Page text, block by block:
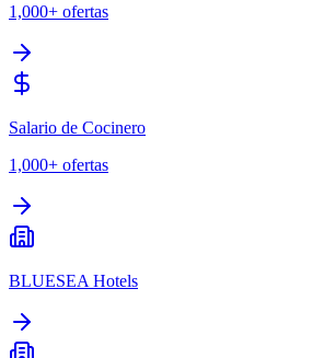
1,000+ ofertas
Salario de Cocinero
1,000+ ofertas
BLUESEA Hotels